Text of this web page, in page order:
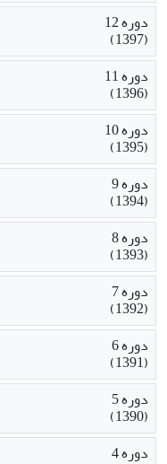
دوره 12
(1397)
دوره 11
(1396)
دوره 10
(1395)
دوره 9
(1394)
دوره 8
(1393)
دوره 7
(1392)
دوره 6
(1391)
دوره 5
(1390)
دوره 4